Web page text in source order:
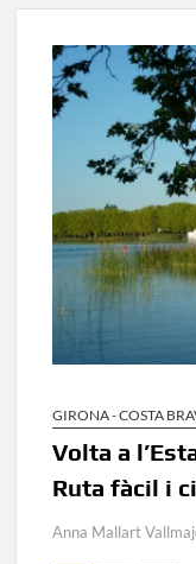
GIRONA - COSTA
Volta a
Ruta fàcil i
Anna Mallart